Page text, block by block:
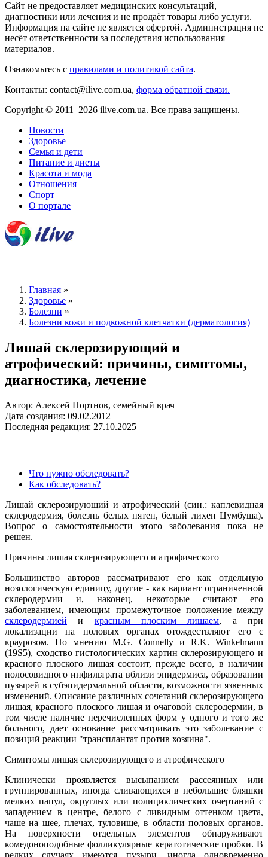
Сайт не предоставляет медицинских консультаций,
диагностики или лечения и не продаёт товары либо услуги.
Информация на сайте не является офертой. Администрация не
несёт ответственности за последствия использования
материалов.
Ознакомьтесь с правилами и политикой сайта.
Контакты: contact@ilive.com.ua, форма обратной связи.
Copyright © 2011–2026 ilive.com.ua. Все права защищены.
Новости
Здоровье
Семья и дети
Питание и диеты
Красота и мода
Отношения
Спорт
О портале
Главная »
Здоровье »
Болезни »
Болезни кожи и подкожной клетчатки (дерматология)
Лишай склерозирующий и
атрофический: причины, симптомы,
диагностика, лечение
Автор: Алексей Портнов, семейный врач
Дата создания: 09.02.2012
Последняя редакция: 27.10.2025
Что нужно обследовать?
Как обследовать?
Лишай склерозирующий и атрофический (син.: каплевидная
склеродермия, болезнь белых пятен, белый лихен Цумбуша).
Вопрос о самостоятельности этого заболевания пока не
решен.
Причины лишая склерозирующего и атрофического
Большинство авторов рассматривают его как отдельную
нозологическую единицу, другие - как вариант ограниченной
склеродермии и, наконец, некоторые считают его
заболеванием, имеющим промежуточное положение между
склеродермией и красным плоским лишаем, а при
локализации на половых органах отождествляют его с
краурозом. По мнению M.G. Connelly и R.K. Winkelmann
(19S5), сходство гистологических картин склерозирующего и
красного плоского лишая состоит, прежде всего, в наличии
полосовидного инфильтрата вблизи эпидермиса, образовании
пузырей в субэпидермальной области, возможности язвенных
изменений. Описание различных сочетаний склерозирующего
лишая, красного плоского лишая и очаговой склеродермии, в
том числе наличие перечисленных форм у одного и того же
больного, дает основание рассматривать это заболевание с
позиций реакции "трансплантат против хозяина".
Симптомы лишая склерозирующего и атрофического
Клинически проявляется высыпанием рассеянных или
группированных, иногда сливающихся в небольшие бляшки
мелких папул, округлых или полициклических очертаний с
западением в центре, белого с ливидным оттенком цвета,
чаше на шее, плечах, туловище, в области половых органов.
На поверхности отдельных элементов обнаруживают
комедоноподобные фолликулярные кератотические пробки. В
редких случаях имеются пузыри, иногда одновременно